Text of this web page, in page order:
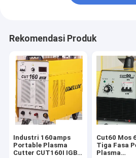
Rekomendasi Produk
Industri 160amps
Portable Plasma
Cutter CUT160I IGBT
Cut60 Mos
Tiga Fasa
Plasma